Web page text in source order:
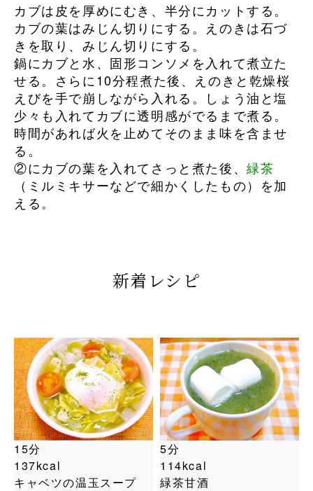
カブは皮を厚めにむき、半分にカットする。
カブの葉はみじん切りにする。えのきは石づ
きを取り、みじん切りにする。
鍋にカブと水、固形コンソメを入れて煮立た
せる。さらに10分程煮た後、えのきと乾燥桜
えびを手で崩しながら入れる。しょう油と塩
少々も入れてカブに透明感がでるまで煮る。
時間があれば火を止めてそのまま味を含ませ
る。
②にカブの葉を入れてさっと煮た後、緑茶
（ミルミキサーなどで細かくしたもの）を加
える。
新着レシピ
15分
137kcal
キャベツの温玉スープ
5分
114kcal
緑茶甘酒